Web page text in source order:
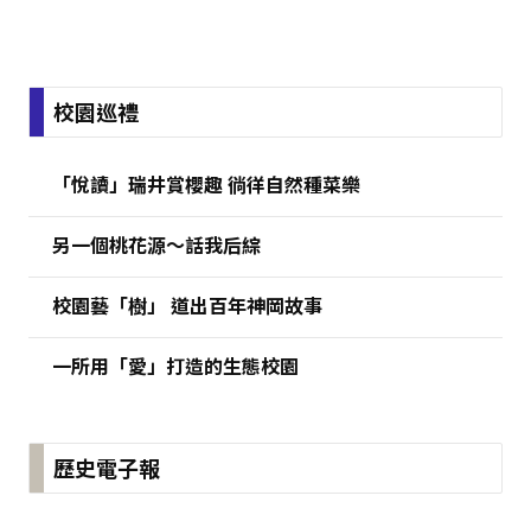
校園巡禮
「悅讀」瑞井賞櫻趣 徜徉自然種菜樂
另一個桃花源～話我后綜
校園藝「樹」 道出百年神岡故事
一所用「愛」打造的生態校園
歷史電子報